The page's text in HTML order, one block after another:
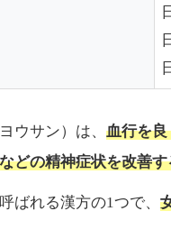
ウサン）は、 血行を
どの精神症状を改善す
ばれる漢方の1つで、